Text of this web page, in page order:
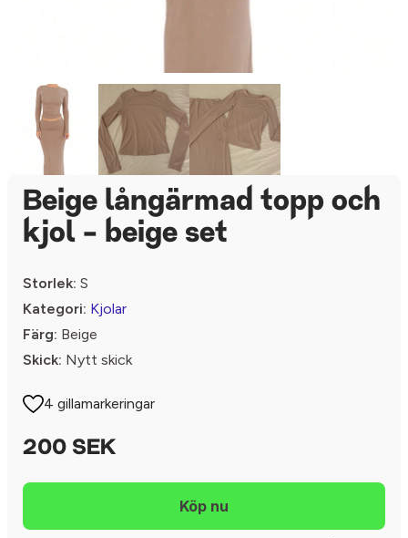
Beige långärmad topp och
kjol - beige set
Storlek: S
Kategori: Kjolar
Färg: Beige
Skick: Nytt skick
4 gillamarkeringar
200 SEK